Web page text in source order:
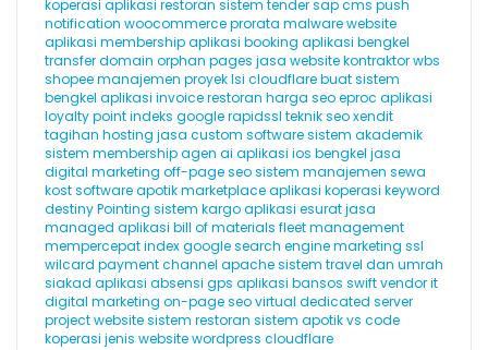
koperasi aplikasi restoran sistem tendersapcms push
notification woocommerceprorata malware website
aplikasi membershipaplikasi booking aplikasi bengkel
transfer domain orphan pages jasa website kontraktorwbs
shopeemanajemen proyeklsi cloudflarebuat sistem
bengkel aplikasi invoicerestoran harga seoeproc aplikasi
loyalty pointindeks googlerapidssl teknik seoxendit
tagihan hosting jasa custom softwaresistem akademik
sistem membershipagen ai aplikasi ios bengkel jasa
digital marketing off-page seosistem manajemen sewa
kostsoftware apotikmarketplaceaplikasi koperasi keyword
destinyPointing sistem kargoaplikasi esuratjasa
managed aplikasi bill of materials fleet management
mempercepat index googlesearch engine marketing ssl
wilcard payment channel apachesistem travel dan umrah
siakad aplikasi absensi gps aplikasi bansos swiftvendor it
digital marketing on-page seovirtual dedicated server
project websitesistem restoran sistem apotikvs code
koperasi jenis websitewordpress cloudflare